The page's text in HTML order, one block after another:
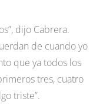
dijo Cabrera.
de cuando yo
que ya todos los
tres, cuatro
triste”.